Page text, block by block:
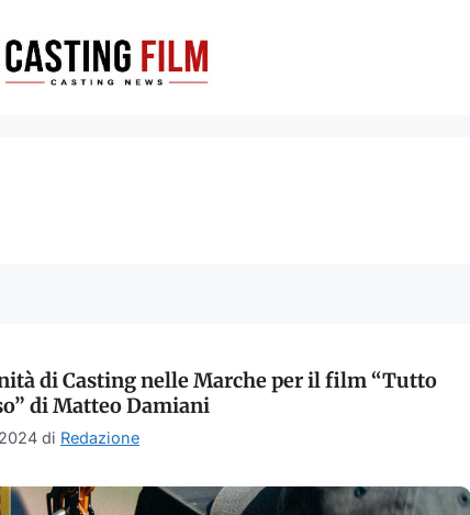
di Casting nelle Marche per il film “Tutto
di Matteo Damiani
di Redazione